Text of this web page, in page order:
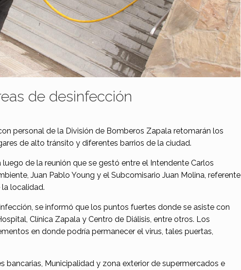
de desinfección
personal de la División de Bomberos Zapala retomarán los
de alto tránsito y diferentes barrios de la ciudad.
de la reunión que se gestó entre el Intendente Carlos
Juan Pablo Young y el Subcomisario Juan Molina, referente
localidad.
se informó que los puntos fuertes donde se asiste con
Clínica Zapala y Centro de Diálisis, entre otros. Los
en donde podría permanecer el virus, tales puertas,
bancarias, Municipalidad y zona exterior de supermercados e